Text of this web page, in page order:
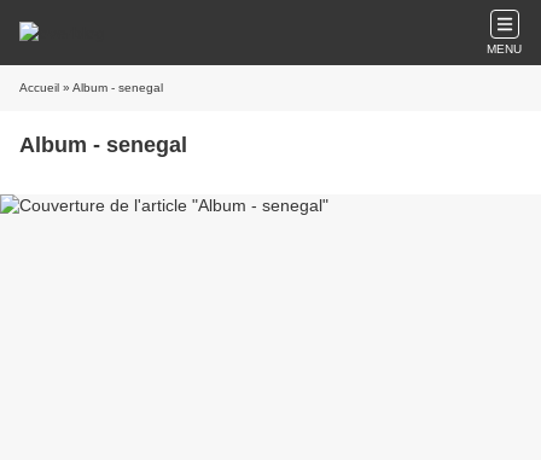
MENU
Accueil » Album - senegal
Album - senegal